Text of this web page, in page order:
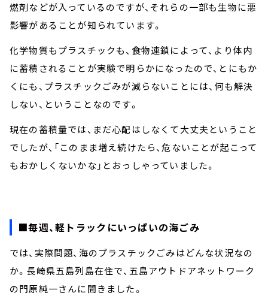
燃剤などが入っているのですが、それらの一部も生物に悪
影響があることが知られています。
化学物質もプラスチックも、食物連鎖によって、より体内
に蓄積されることが実験で明らかになったので、とにもか
くにも、プラスチックごみが減らないことには、何も解決
しない、ということなのです。
現在の蓄積量では、まだ心配はしなくて大丈夫ということ
でしたが、「このまま増え続けたら、危ないことが起こって
もおかしくないかな」とおっしゃっていました。
■毎週、軽トラックにいっぱいの海ごみ
では、実際問題、海のプラスチックごみはどんな状況なの
か。長崎県五島列島在住で、五島アウトドアネットワーク
の門原純一さんに聞きました。